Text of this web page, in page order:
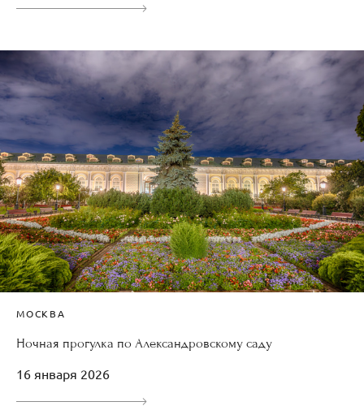
МОСКВА
Ночная прогулка по Александровскому саду
16 января 2026